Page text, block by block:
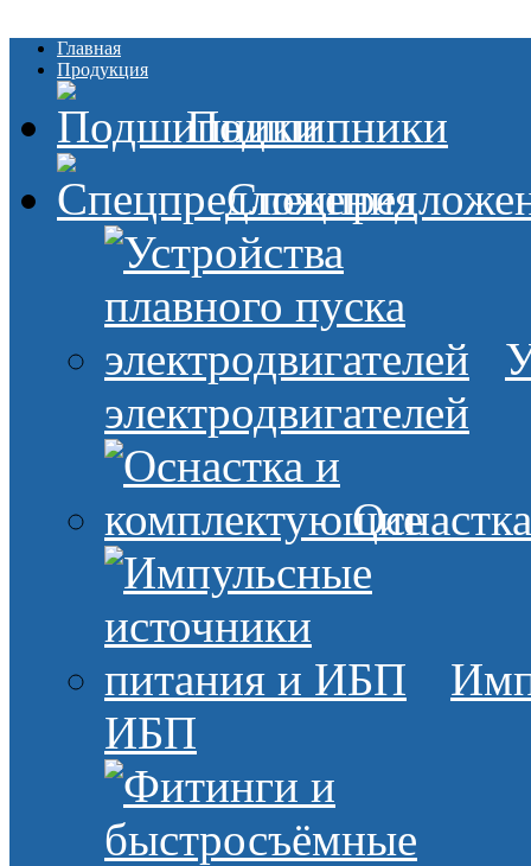
Главная
Продукция
Подшипники
электродвигателей
ИБП